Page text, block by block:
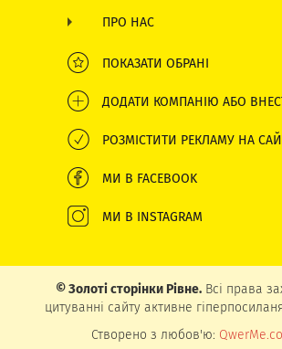
ПРО НАС
ПОКАЗАТИ ОБРАНІ
ДОДАТИ КОМПАНІЮ АБО
РОЗМІСТИТИ РЕКЛАМУ НА
МИ В FACEBOOK
МИ В INSTAGRAM
© Золоті сторінки Рівне.Всі права
цитуванні сайту активне
Створено з любов'ю: